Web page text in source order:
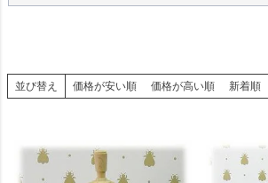
並び替え 価格が安い順 価格が高い順 新着順